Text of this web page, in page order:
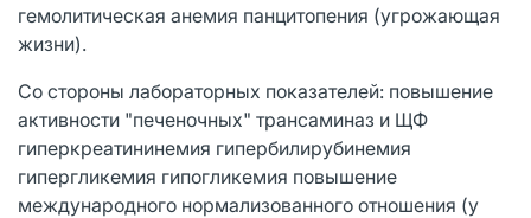
гемолитическая анемия панцитопения (угрожающая
жизни).
Со стороны лабораторных показателей: повышение
активности "печеночных" трансаминаз и ЩФ
гиперкреатининемия гипербилирубинемия
гипергликемия гипогликемия повышение
международного нормализованного отношения (у